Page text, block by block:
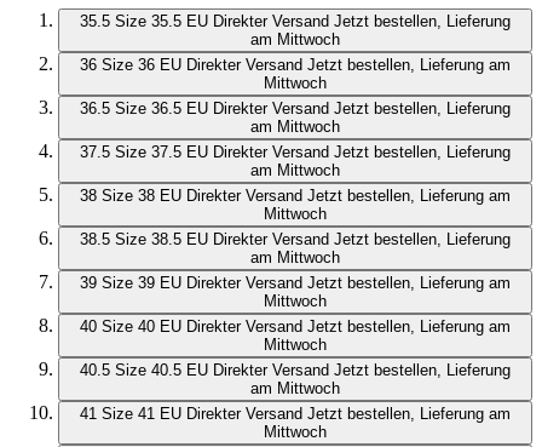
35.5 Size 35.5 EU Direkter Versand Jetzt bestellen, Lieferung
am Mittwoch
36 Size 36 EU Direkter Versand Jetzt bestellen, Lieferung am
Mittwoch
36.5 Size 36.5 EU Direkter Versand Jetzt bestellen, Lieferung
am Mittwoch
37.5 Size 37.5 EU Direkter Versand Jetzt bestellen, Lieferung
am Mittwoch
38 Size 38 EU Direkter Versand Jetzt bestellen, Lieferung am
Mittwoch
38.5 Size 38.5 EU Direkter Versand Jetzt bestellen, Lieferung
am Mittwoch
39 Size 39 EU Direkter Versand Jetzt bestellen, Lieferung am
Mittwoch
40 Size 40 EU Direkter Versand Jetzt bestellen, Lieferung am
Mittwoch
40.5 Size 40.5 EU Direkter Versand Jetzt bestellen, Lieferung
am Mittwoch
41 Size 41 EU Direkter Versand Jetzt bestellen, Lieferung am
Mittwoch